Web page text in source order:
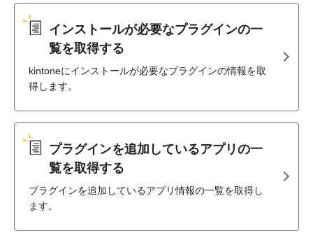
インストールが必要なプラグインの一
覧を取得する
kintoneにインストールが必要なプラグインの情報を取
得します。
プラグインを追加しているアプリの一
覧を取得する
プラグインを追加しているアプリ情報の一覧を取得し
ます。